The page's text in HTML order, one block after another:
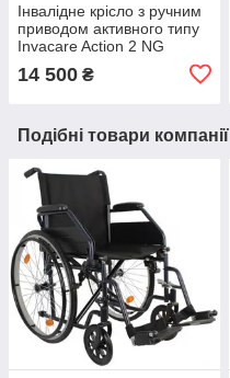
Інвалідне крісло з ручним
приводом активного типу
Invacare Action 2 NG
інвалідні коляски для дому
та вулиці
14 500 ₴
Подібні товари компанії